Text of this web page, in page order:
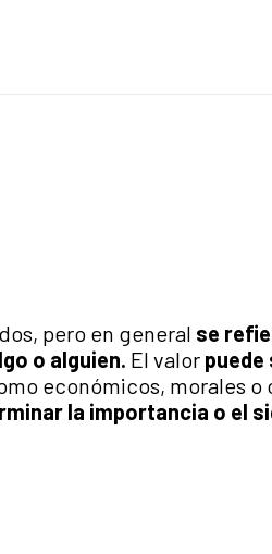
pero en general se
o alguien. El valor puede
económicos, morales o
la importancia o el